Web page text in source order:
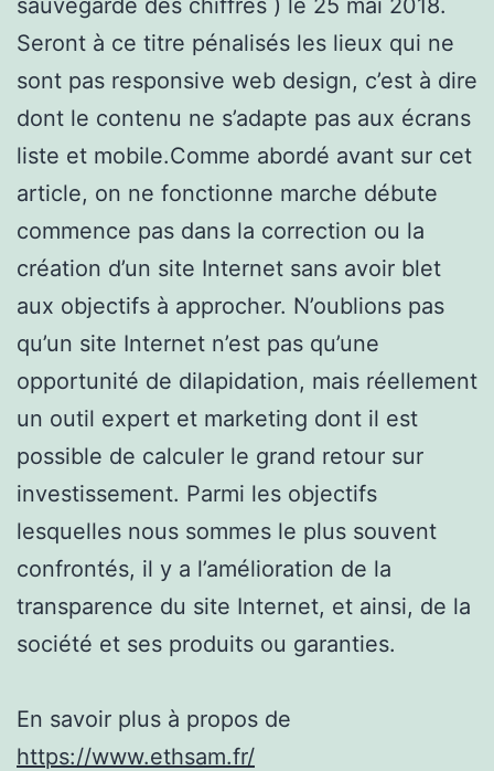
Seront à ce titre pénalisés les lieux qui ne
sont pas responsive web design, c’est à dire
dont le contenu ne s’adapte pas aux écrans
liste et mobile.Comme abordé avant sur cet
article, on ne fonctionne marche débute
commence pas dans la correction ou la
création d’un site Internet sans avoir blet
aux objectifs à approcher. N’oublions pas
qu’un site Internet n’est pas qu’une
opportunité de dilapidation, mais réellement
un outil expert et marketing dont il est
possible de calculer le grand retour sur
investissement. Parmi les objectifs
lesquelles nous sommes le plus souvent
confrontés, il y a l’amélioration de la
transparence du site Internet, et ainsi, de la
société et ses produits ou garanties.
En savoir plus à propos de
https://www.ethsam.fr/